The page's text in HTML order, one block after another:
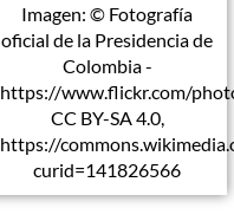
Imagen: © Fotografía
oficial de la Presidencia de
Colombia -
https://www.flickr.com/
CC BY-SA 4.0,
https://
curid=141826566